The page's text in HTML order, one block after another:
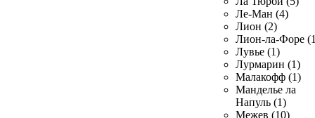
Ле-Ман (4)
Лион (2)
Лион-ла-Форе
Лувье (1)
Лурмарин (1)
Малакофф (1)
Манделье ла
Напуль (1)
Межев (10)